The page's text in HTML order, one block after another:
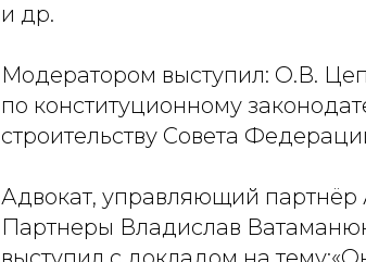
и др.
Модератором выступил: О.В.
по конституционному
строительству Совета
Адвокат, управляющий
Партнеры Владислав